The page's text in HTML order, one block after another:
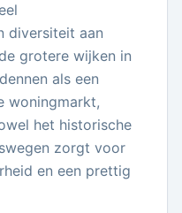
diversiteit aan
grotere wijken in
als een
woningmarkt,
het historische
zorgt voor
en een prettig